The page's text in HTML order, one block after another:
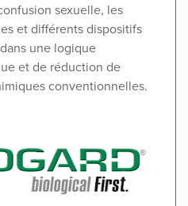
sexuelle, les
et différents dispositifs
une logique
et de réduction de
conventionnelles.